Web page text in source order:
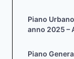
Piano
anno 2025 –
Piano